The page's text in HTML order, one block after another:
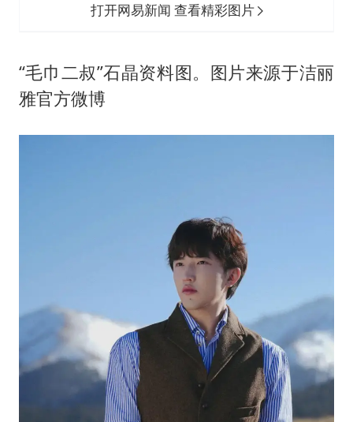
打开网易新闻 查看精彩图片
“毛巾二叔”石晶资料图。图片来源于洁丽
雅官方微博